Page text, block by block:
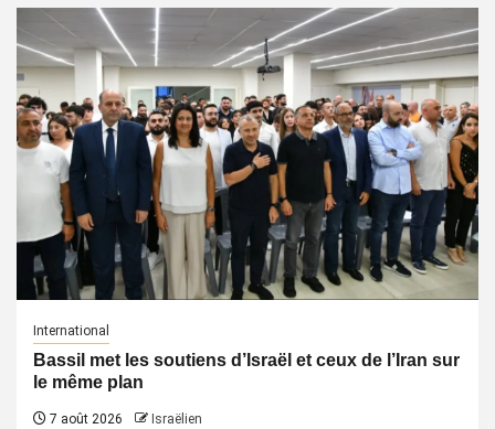
International
Bassil met les soutiens d’Israël et ceux de l’Iran sur
le même plan
7 août 2026 Israëlien